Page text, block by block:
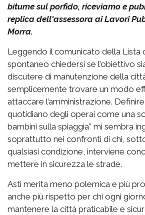
bitume sul porfido, riceviamo e
replica dell'assessora ai Lavori
Morra.
Leggendo il comunicato della Lista
spontaneo chiedersi se l’obiettivo
discutere di manutenzione della
semplicemente trovare un modo
attaccare l’amministrazione.
quotidiano degli operai come una
bambini sulla spiaggia” mi sembra
soprattutto nei confronti di chi,
qualsiasi condizione, interviene
mettere in sicurezza le strade.
Asti merita meno polemica e più
anche più rispetto per chi ogni
mantenere la città praticabile e